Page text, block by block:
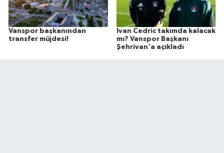
Vanspor başkanından
transfer müjdesi!
Ivan Cedric takımda kalacak
mı? Vanspor Başkanı
Şehrivan'a açıkladı